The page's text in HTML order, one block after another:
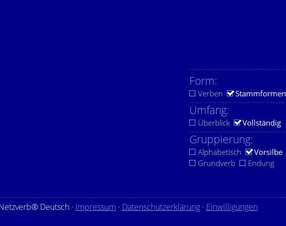
Form:
Verben Stammformen
Umfang:
Überblick Vollständig
Gruppierung:
Alphabetisch
Vorsilbe
Grundverb
Endung
Deutsch · Impressum · Datenschutzerklärung· Einwilligungen